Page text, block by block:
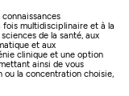
fois multidisciplinaire et à la
de la santé, aux
et aux
clinique et une option
ainsi de vous
ou la concentration choisie,